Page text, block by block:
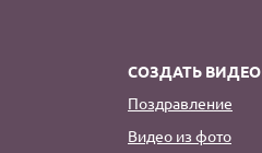
СОЗДАТЬ ВИДЕО
Поздравление
Видео из фото